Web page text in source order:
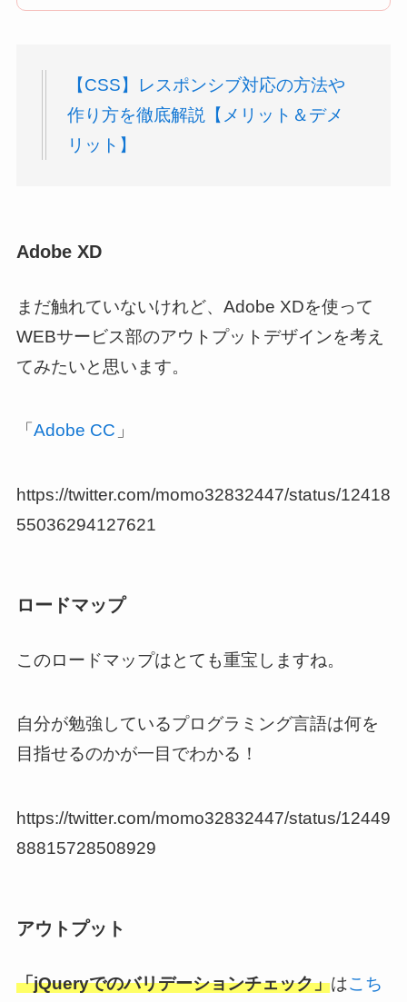
【CSS】レスポンシブ対応の方法や
作り方を徹底解説【メリット＆デメ
リット】
Adobe XD
まだ触れていないけれど、Adobe XDを使って
WEBサービス部のアウトプットデザインを考え
てみたいと思います。
「 Adobe CC 」
https://twitter.com/momo32832447/status/12418
55036294127621
ロードマップ
このロードマップはとても重宝しますね。
自分が勉強しているプログラミング言語は何を
目指せるのかが一目でわかる！
https://twitter.com/momo32832447/status/12449
88815728508929
アウトプット
「jQueryでのバリデーションチェック」はこち